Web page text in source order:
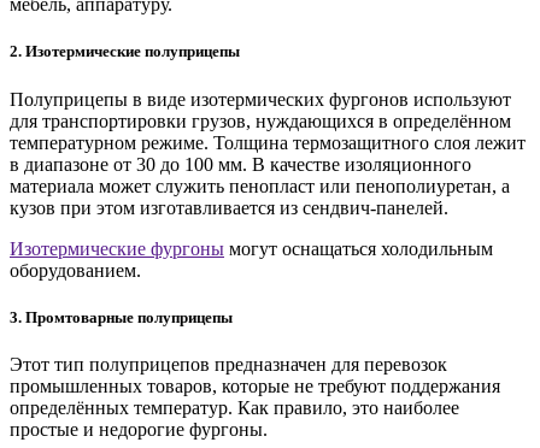
мебель, аппаратуру.
2. Изотермические полуприцепы
Полуприцепы в виде изотермических фургонов используют
для транспортировки грузов, нуждающихся в определённом
температурном режиме. Толщина термозащитного слоя лежит
в диапазоне от 30 до 100 мм. В качестве изоляционного
материала может служить пенопласт или пенополиуретан, а
кузов при этом изготавливается из сендвич-панелей.
Изотермические фургоны могут оснащаться холодильным
оборудованием.
3. Промтоварные полуприцепы
Этот тип полуприцепов предназначен для перевозок
промышленных товаров, которые не требуют поддержания
определённых температур. Как правило, это наиболее
простые и недорогие фургоны.